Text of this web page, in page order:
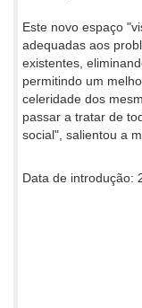
Este novo espaço
adequadas aos
existentes,
permitindo um
celeridade dos
passar a tratar de
social", salientou a
Data de introdução: